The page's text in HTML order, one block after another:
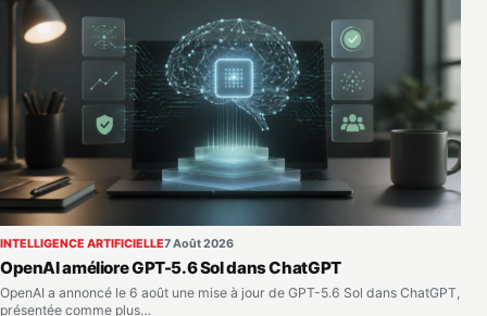
INTELLIGENCE ARTIFICIELLE7 Août 2026
OpenAI améliore GPT-5.6 Sol dans ChatGPT
OpenAI a annoncé le 6 août une mise à jour de GPT-5.6 Sol dans ChatGPT,
présentée comme plus…